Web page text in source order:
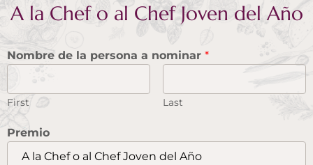
A la Chef o al Chef Joven del Año
Nombre de la persona a nominar *
First Last
Premio